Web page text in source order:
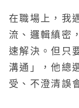
在職場上，我
流、邏輯縝密
速解決。但只
溝通」，他總
受、不澄清誤